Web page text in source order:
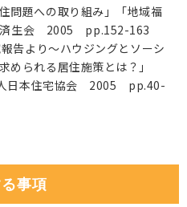
問題への取り組み」「地域福
済生会 2005 pp.152-163
告より～ハウジングとソーシ
められる居住施策とは？」
日本住宅協会 2005 pp.40-
事項